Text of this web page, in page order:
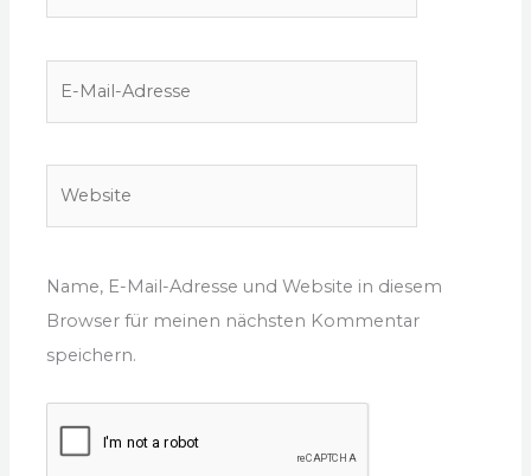
Name, E-Mail-Adresse und Website in diesem
Browser für meinen nächsten Kommentar
speichern.